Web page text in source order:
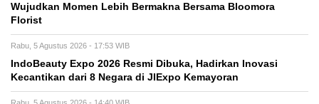
Wujudkan Momen Lebih Bermakna Bersama Bloomora
Florist
Rabu, 5 Agustus 2026 - 17:53 WIB
IndoBeauty Expo 2026 Resmi Dibuka, Hadirkan Inovasi
Kecantikan dari 8 Negara di JIExpo Kemayoran
Rabu, 5 Agustus 2026 - 14:40 WIB